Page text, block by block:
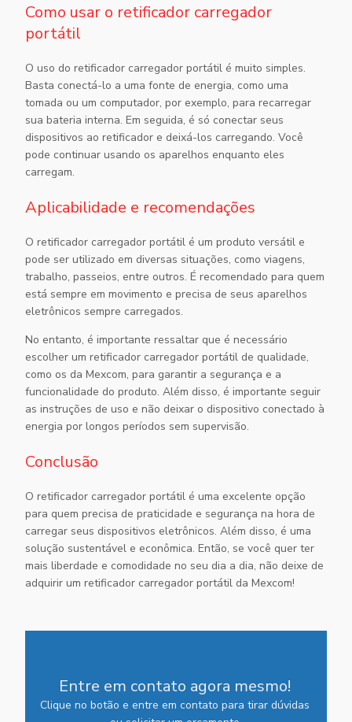
Como usar o retificador carregador
portátil
O uso doretificador carregador portátil é muito simples.
Basta conectá-lo a uma fonte de energia, como uma
tomada ou um computador, por exemplo, para recarregar
sua bateria interna. Em seguida, é só conectar seus
dispositivos ao retificador e deixá-los carregando. Você
pode continuar usando os aparelhos enquanto eles
carregam.
Aplicabilidade e recomendações
Oretificador carregador portátil é um produto versátil e
pode ser utilizado em diversas situações, como viagens,
trabalho, passeios, entre outros. É recomendado para quem
está sempre em movimento e precisa de seus aparelhos
eletrônicos sempre carregados.
No entanto, é importante ressaltar que é necessário
escolher umretificador carregador portátil de qualidade,
como os da Mexcom, para garantir a segurança e a
funcionalidade do produto. Além disso, é importante seguir
as instruções de uso e não deixar o dispositivo conectado à
energia por longos períodos sem supervisão.
Conclusão
Oretificador carregador portátil é uma excelente opção
para quem precisa de praticidade e segurança na hora de
carregar seus dispositivos eletrônicos. Além disso, é uma
solução sustentável e econômica. Então, se você quer ter
mais liberdade e comodidade no seu dia a dia, não deixe de
adquirir umretificador carregador portátil da Mexcom!
Entre em contato agora mesmo!
Clique no botão e entre em contato para tirar dúvidas